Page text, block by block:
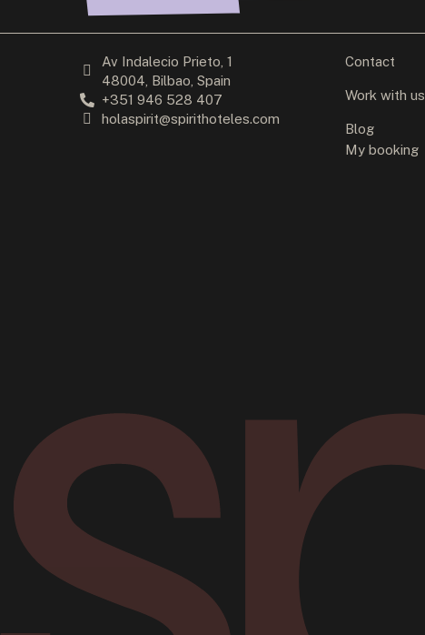
Av Indalecio Prieto, 1
48004, Bilbao, Spain
+351 946 528 407
holaspirit@spirithoteles.com
Contact
Work with us
Blog
My booking